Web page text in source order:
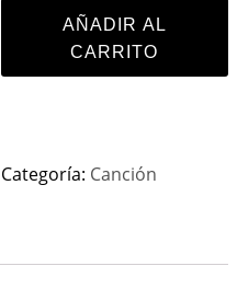
AÑADIR AL
CARRITO
Categoría: Canción